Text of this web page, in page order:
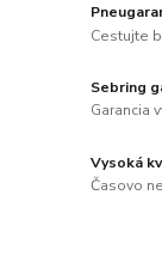
Cestujte
Sebring
Garancia
Vysoká
Časovo